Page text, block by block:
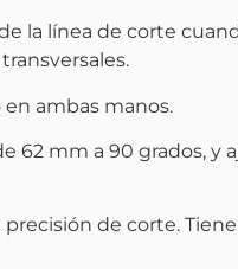
la línea de corte
ambas manos.
62 mm a 90 grados, y
de corte.